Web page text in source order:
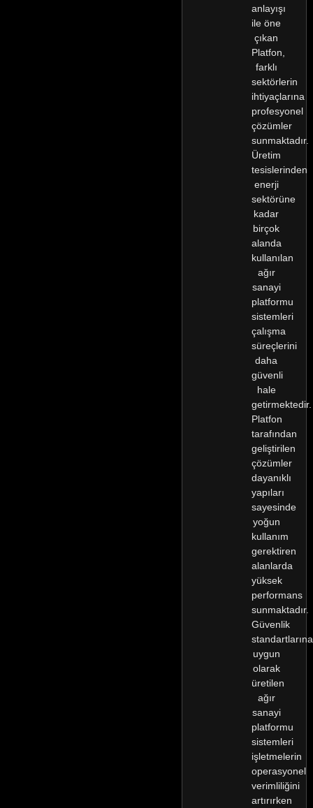
anlayışı
ile öne
çıkan
Platfon,
farklı
sektörlerin
ihtiyaçlarına
profesyonel
çözümler
sunmaktadır.
Üretim
tesislerinden
enerji
sektörüne
kadar
birçok
alanda
kullanılan
ağır
sanayi
platformu
sistemleri
çalışma
süreçlerini
daha
güvenli
hale
getirmektedir.
Platfon
tarafından
geliştirilen
çözümler
dayanıklı
yapıları
sayesinde
yoğun
kullanım
gerektiren
alanlarda
yüksek
performans
sunmaktadır.
Güvenlik
standartlarına
uygun
olarak
üretilen
ağır
sanayi
platformu
sistemleri
işletmelerin
operasyonel
verimliliğini
artırırken